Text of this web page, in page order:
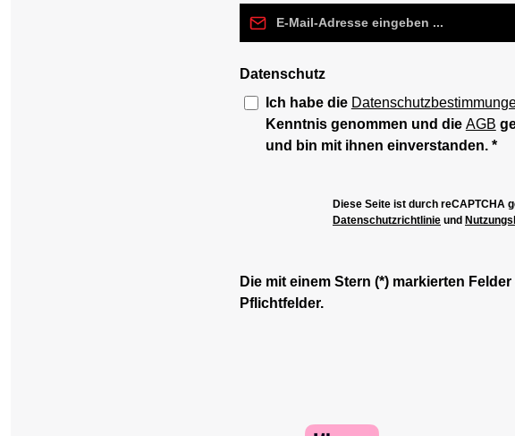
E-Mail-Adresse*
Datenschutz
Ich habe die
Kenntnis genommen und die AGB
und bin mit ihnen einverstanden. *
Diese Seite ist durch reCAPTCHA
Datenschutzrichtlinie und
Die mit einem Stern (*) markierten Felder
Pflichtfelder.